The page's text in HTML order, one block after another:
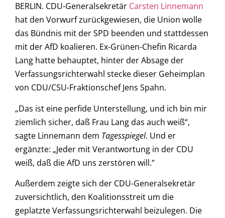
BERLIN. CDU-Generalsekretär Carsten Linnemann
hat den Vorwurf zurückgewiesen, die Union wolle
das Bündnis mit der SPD beenden und stattdessen
mit der AfD koalieren. Ex-Grünen-Chefin Ricarda
Lang hatte behauptet, hinter der Absage der
Verfassungsrichterwahl stecke dieser Geheimplan
von CDU/CSU-Fraktionschef Jens Spahn.
„Das ist eine perfide Unterstellung, und ich bin mir
ziemlich sicher, daß Frau Lang das auch weiß“,
sagte Linnemann dem Tagesspiegel. Und er
ergänzte: „Jeder mit Verantwortung in der CDU
weiß, daß die AfD uns zerstören will.“
Außerdem zeigte sich der CDU-Generalsekretär
zuversichtlich, den Koalitionsstreit um die
geplatzte Verfassungsrichterwahl beizulegen. Die